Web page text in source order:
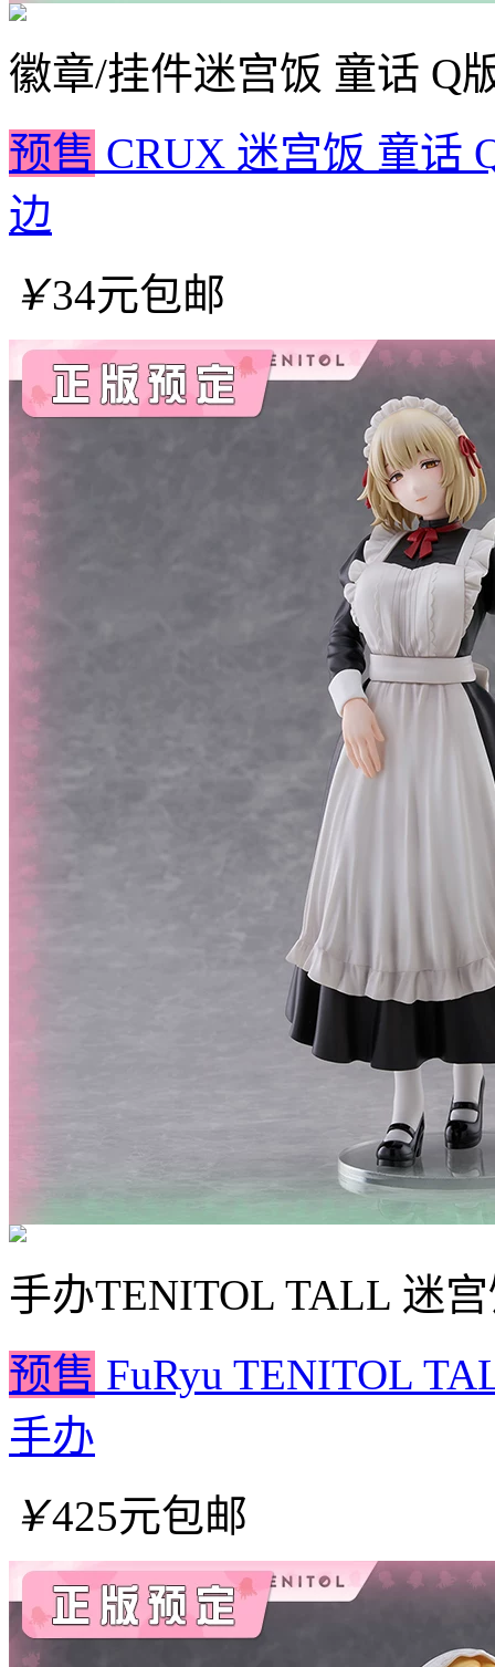
徽章/挂件迷宫饭 童话 Q
预售 CRUX 迷宫饭 童话
边
￥34元包邮
手办TENITOL TALL 迷
预售 FuRyu TENITOL
手办
￥425元包邮